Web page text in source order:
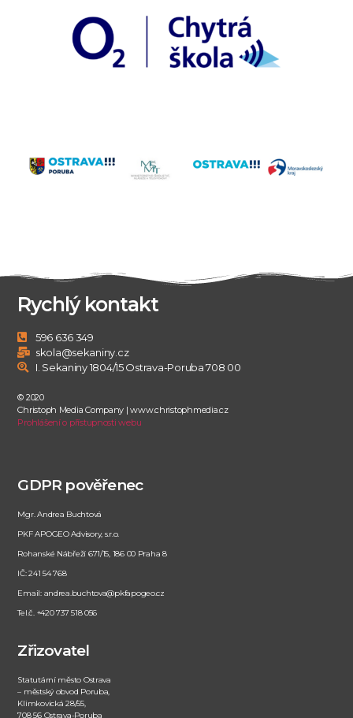
Rychlý kontakt
596 636 349
skola@sekaniny.cz
I. Sekaniny 1804/15 Ostrava-Poruba 708 00
© 2020
Christoph Media Company | www.christophmedia.cz
Prohlášení o přístupnosti webu
GDPR pověřenec
Mgr. Andrea Buchtová
PKF APOGEO Advisory, s.r.o.
Rohanské Nábřeží 671/15, 186 00 Praha 8
IČ: 241 54 768
Email: andrea.buchtova@pkfapogeo.cz
Tel.č. +420 737 518 056
Zřizovatel
Statutární město Ostrava
– městský obvod Poruba,
Klimkovická 28/55,
708 56 Ostrava-Poruba